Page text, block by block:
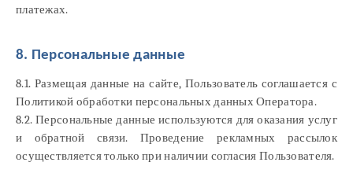
платежах.
8. Персональные данные
8.1. Размещая данные на сайте, Пользователь соглашается с
Политикой обработки персональных данных Оператора.
8.2. Персональные данные используются для оказания услуг
и обратной связи. Проведение рекламных рассылок
осуществляется только при наличии согласия Пользователя.